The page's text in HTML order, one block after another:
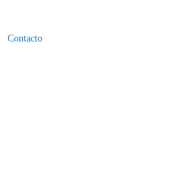
Contacto